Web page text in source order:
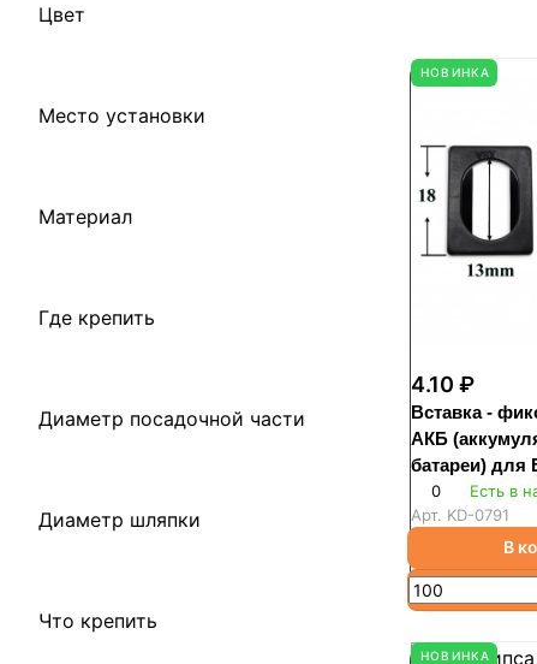
НОВИНКА
4.10 ₽
Вставка -
АКБ
батареи) для
0
Есть в
Арт. KD-0791
В
НОВИНКА
Цвет
Место установки
Материал
Где крепить
Диаметр посадочной части
Диаметр шляпки
Что крепить